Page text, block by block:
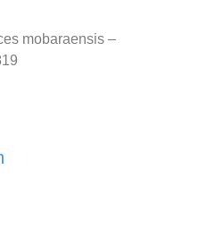
mobaraensis –